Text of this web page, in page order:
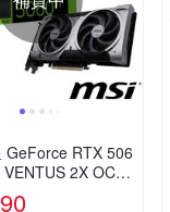
GeForce RTX 506
2X OC P
卡 RTX 5060Ti(快